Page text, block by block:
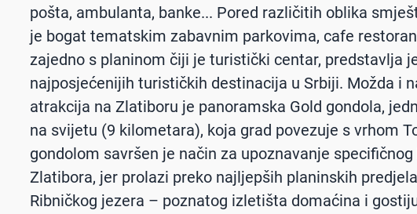
pošta, ambulanta, banke... Pored različitih oblika
je bogat tematskim zabavnim parkovima, cafe
zajedno s planinom čiji je turistički centar, predstavlja
najposjećenijih turističkih destinacija u Srbiji. Možda i
atrakcija na Zlatiboru je panoramska Gold gondola,
na svijetu (9 kilometara), koja grad povezuje s vrhom
gondolom savršen je način za upoznavanje
Zlatibora, jer prolazi preko najljepših planinskih
Ribničkog jezera – poznatog izletišta domaćina i